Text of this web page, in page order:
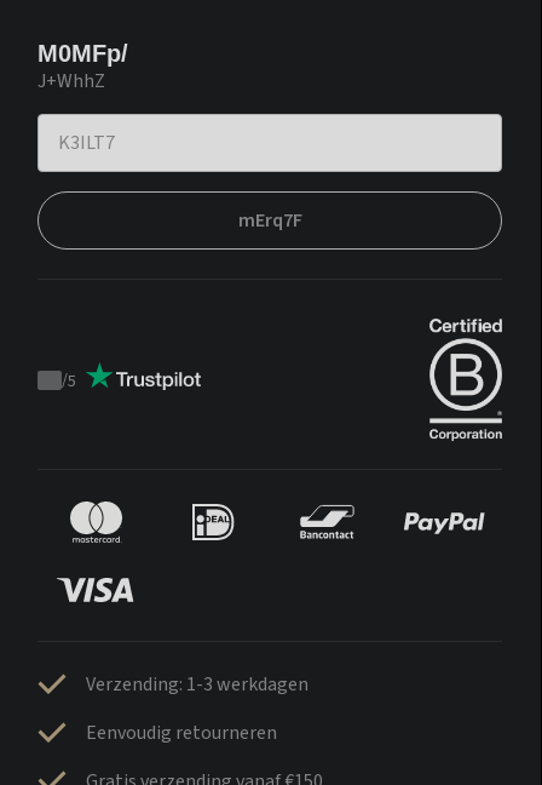
M0MFp/
J+WhhZ
mErq7F
Trustpilot
/5
Verzending: 1-3 werkdagen
Eenvoudig retourneren